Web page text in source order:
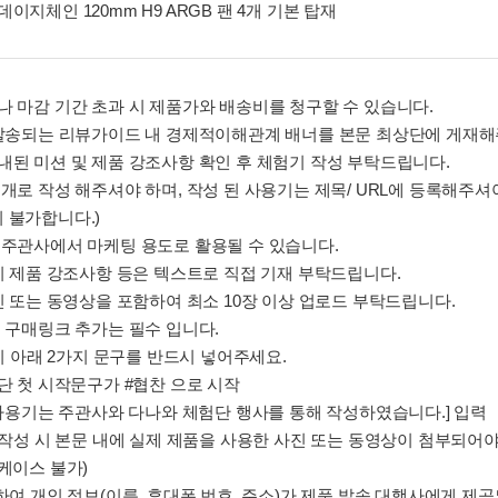
이지체인 120mm H9 ARGB 팬 4개 기본 탑재
마감 기간 초과 시 제품가와 배송비를 청구할 수 있습니다.
되는 리뷰가이드 내 경제적이해관계 배너를 본문 최상단에 게재
된 미션 및 제품 강조사항 확인 후 체험기 작성 부탁드립니다.
로 작성 해주셔야 하며, 작성 된 사용기는 제목/ URL에 등록해주
불가합니다.)
관사에서 마케팅 용도로 활용될 수 있습니다.
제품 강조사항 등은 텍스트로 직접 기재 부탁드립니다.
또는 동영상을 포함하여 최소 10장 이상 업로드 부탁드립니다.
매링크 추가는 필수 입니다.
아래 2가지 문구를 반드시 넣어주세요.
첫 시작문구가 #협찬 으로 시작
기는 주관사와 다나와 체험단 행사를 통해 작성하였습니다.] 입력
성 시 본문 내에 실제 제품을 사용한 사진 또는 동영상이 첨부되어
이스 불가)